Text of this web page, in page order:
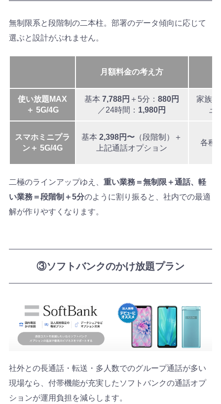
無制限系と段階制の二本柱。部署のデータ傾向に応じて
選ぶと設計がぶれません。
月額料金の考え方
使い放題MAX
＋ 5G/4G
基本7,788円 ＋5分：880円
／24時間： 1,980円
家族
ュ
スマホミニプラ
ン＋ 5G/4G
基本2,398円〜 （段階制）＋
上記通話オプション
各種
二極のラインアップゆえ、 重い業務＝無制限＋通話、軽
い業務＝段階制＋5分のように割り振ると、社内での最適
解が作りやすくなります。
③ソフトバンクのかけ放題プラン
社外との長通話・転送・多人数でのグループ通話が多い
現場なら、付帯機能が充実したソフトバンクの通話オプ
ションが運用負担を減らします。